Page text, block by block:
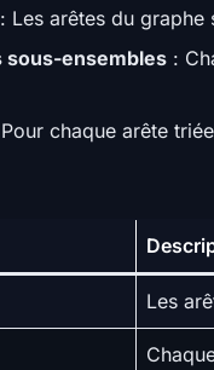
: Les arêtes du graphe
sous-ensembles :
chaque arête
Les